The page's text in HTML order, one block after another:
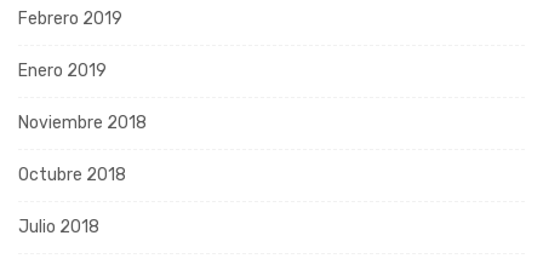
Febrero 2019
Enero 2019
Noviembre 2018
Octubre 2018
Julio 2018